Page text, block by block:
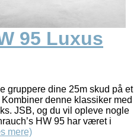
95 Luxus
gruppere dine 25m skud på et
denne klassiker med
JSB, og du vil opleve nogle
HW 95 har været i
mere)